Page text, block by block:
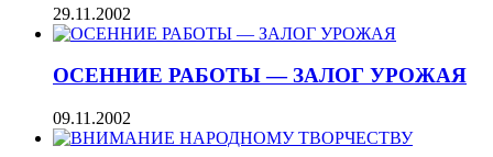
29.11.2002
ОСЕННИЕ РАБОТЫ — ЗАЛОГ УРОЖАЯ
09.11.2002